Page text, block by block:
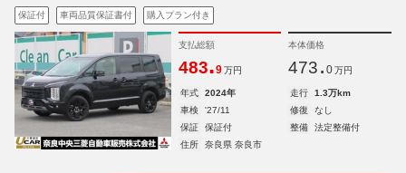
保証付 車両品質保証書付 購入プラン付き
支払総額
483.9 万円
本体価格
473. 0 万円
年式 2024年 走行
1.3万km
車検
'27/11 修復
なし
保証
保証付 整備
法定整備付
住所
奈良県 奈良市